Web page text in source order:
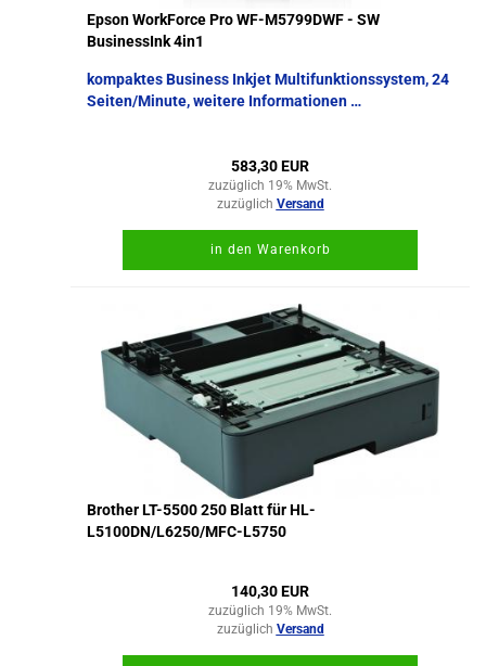
Epson WorkForce Pro WF-M5799DWF - SW
BusinessInk 4in1
kompaktes Business Inkjet Multifunktionssystem, 24
Seiten/Minute, weitere Informationen …
583,30 EUR
zuzüglich 19% MwSt.
zuzüglich Versand
in den Warenkorb
Brother LT-5500 250 Blatt für HL-
L5100DN/L6250/MFC-L5750
140,30 EUR
zuzüglich 19% MwSt.
zuzüglich Versand